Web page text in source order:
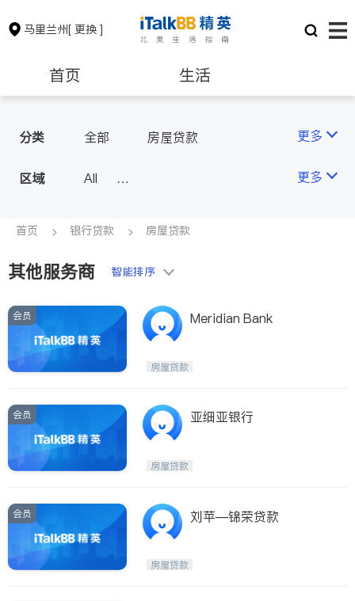
马里兰州[ 更换 ]
首页 生活
保险理财
银行贷款 会计师
建筑装修
非盈利组织
分类 全部 房屋贷款 更多
区域
All
D.C.)
更多
首页 银行贷款 房屋贷款
其他服务商 智能排序
会员 Meridian Bank
房屋贷款
会员 亚细亚银行
房屋贷款
会员 刘苹—锦荣贷款
房屋贷款